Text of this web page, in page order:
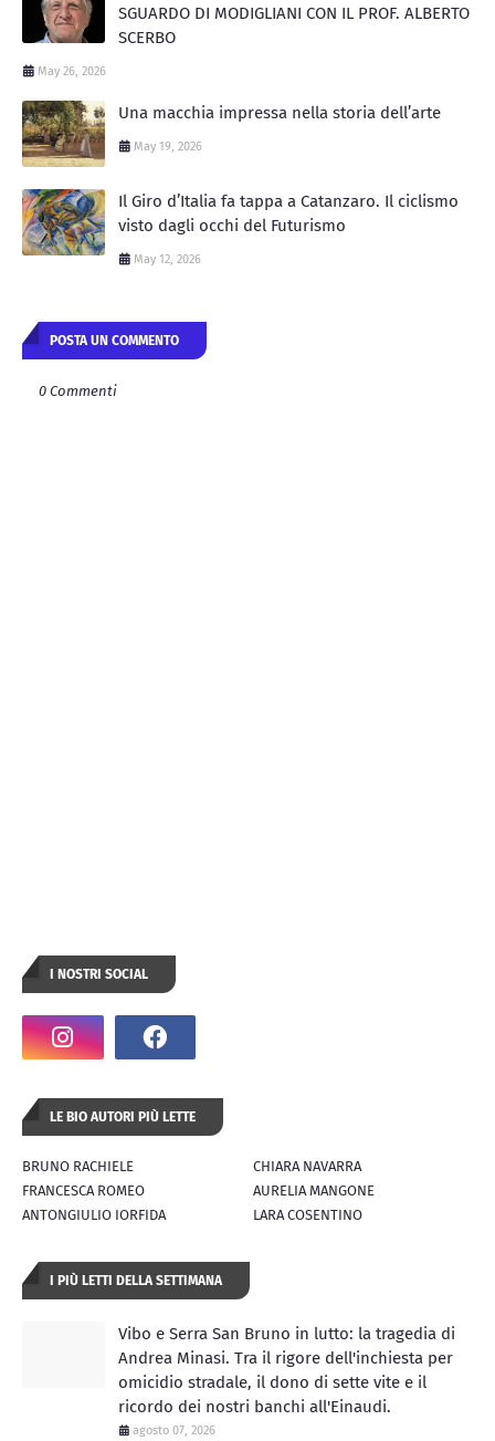
SGUARDO DI MODIGLIANI CON IL PROF. ALBERTO
SCERBO
May 26, 2026
Una macchia impressa nella storia dell’arte
May 19, 2026
Il Giro d’Italia fa tappa a Catanzaro. Il ciclismo
visto dagli occhi del Futurismo
May 12, 2026
POSTA UN COMMENTO
0 Commenti
I NOSTRI SOCIAL
LE BIO AUTORI PIÙ LETTE
BRUNO RACHIELE
CHIARA NAVARRA
FRANCESCA ROMEO
AURELIA MANGONE
ANTONGIULIO IORFIDA
LARA COSENTINO
I PIÙ LETTI DELLA SETTIMANA
Vibo e Serra San Bruno in lutto: la tragedia di
Andrea Minasi. Tra il rigore dell'inchiesta per
omicidio stradale, il dono di sette vite e il
ricordo dei nostri banchi all'Einaudi.
agosto 07, 2026